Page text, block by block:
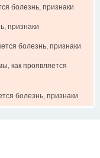
болезнь, признаки
признаки
болезнь, признаки
как проявляется
болезнь, признаки